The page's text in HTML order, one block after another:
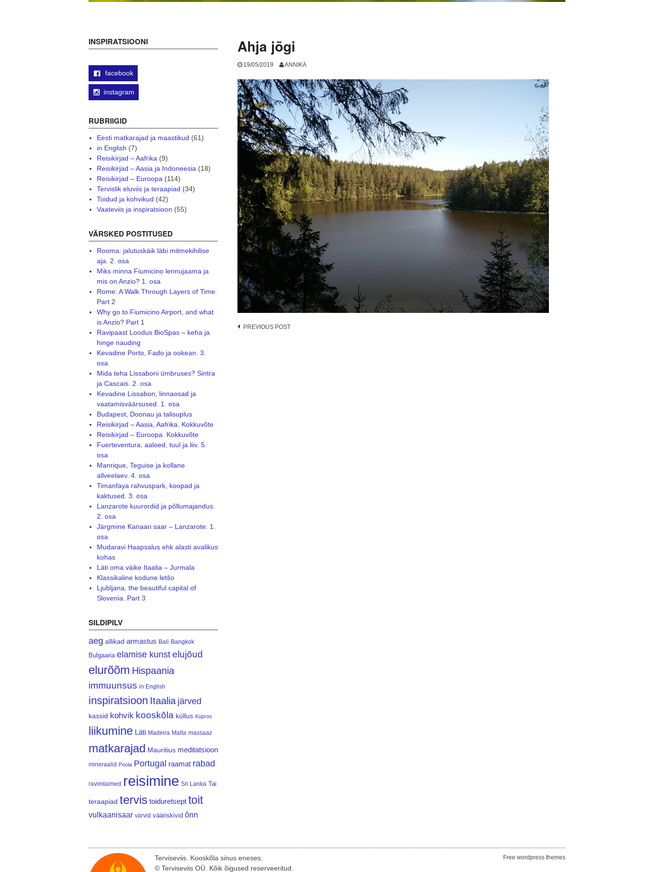
Ahja jõgi
19/05/2019 ANNIKA
Post
PREVIOUS POST
INSPIRATSIOONI
facebook
instagram
RUBRIIGID
Eesti matkarajad ja maastikud (61)
in English (7)
Reisikirjad – Aafrika(9)
Reisikirjad – Aasia ja Indoneesia(18)
Reisikirjad – Euroopa(114)
Tervislik eluviis ja teraapiad (34)
Toidud ja kohvikud (42)
Vaateviis ja inspiratsioon (55)
VÄRSKED POSTITUSED
Rooma: jalutuskäik läbi mitmekihilise
aja. 2. osa
Miks minna Fiumicino lennujaama ja
mis on Anzio? 1. osa
Rome: A Walk Through Layers of Time.
Part 2
Why go to Fiumicino Airport, and what
is Anzio? Part 1
Ravipaast Loodus BioSpas – keha ja
hinge nauding
Kevadine Porto, Fado ja ookean. 3.
osa
Mida teha Lissaboni ümbruses? Sintra
ja Cascais. 2. osa
Kevadine Lissabon, linnaosad ja
vaatamisväärsused. 1. osa
Budapest, Doonau ja talisuplus
Reisikirjad – Aasia, Aafrika. Kokkuvõte
Reisikirjad – Euroopa. Kokkuvõte
Fuerteventura, aaloed, tuul ja liiv. 5.
osa
Manrique, Teguise ja kollane
allveelaev. 4. osa
Timanfaya rahvuspark, koopad ja
kaktused. 3. osa
Lanzarote kuurordid ja põllumajandus.
2. osa
Järgmine Kanaari saar – Lanzarote. 1.
osa
Mudaravi Haapsalus ehk alasti avalikus
kohas
Läti oma väike Itaalia – Jurmala
Klassikaline kodune letšo
Ljubljana, the beautiful capital of
Slovenia. Part 3
SILDIPILV
aeg allikad armastus Bali Bangkok
Bulgaaria elamise kunst elujõud
elurõõm Hispaania
immuunsus in English
inspiratsioon Itaalia järved
kassid kohvik kooskõla küllus Küpros
liikumine Läti Madeira Malta massaaz
matkarajad Mauritius meditatsioon
mineraalid Poola Portugal raamat rabad
ravimtaimed reisimine Sri Lanka Tai
teraapiad tervis toiduretsept toit
vulkaanisaar värvid vääriskivid õnn
Terviseviis. Kooskõla sinus eneses.
© Terviseviis OÜ. Kõik õigused reserveeritud.
Free wordpress themes